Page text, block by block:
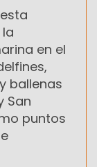
en el
ballenas
San
puntos